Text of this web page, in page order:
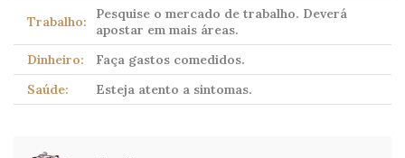
Trabalho:
Pesquise o mercado de trabalho. Deverá
apostar em mais áreas.
Dinheiro:
Faça gastos comedidos.
Saúde:
Esteja atento a sintomas.